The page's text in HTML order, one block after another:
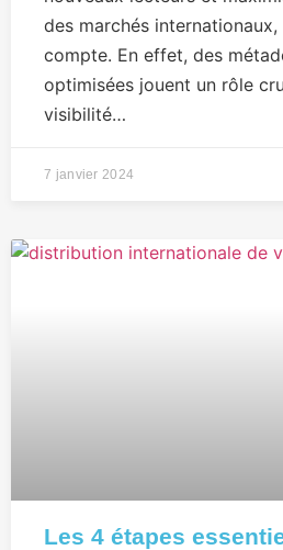
des marchés
compte. En effet, des
optimisées jouent un rôle
visibilité…
7 janvier 2024
Les 4 étapes